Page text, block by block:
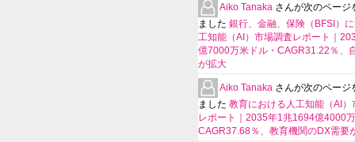
Aiko Tanaka さんが次のページ
ました 銀行、金融、保険（BFSI）
工知能（AI）市場調査レポート｜
億7000万米ドル・CAGR31.22％、
が拡大
Aiko Tanaka さんが次のページ
ました 教育における人工知能（AI）
レポート｜2035年1兆1694億4000
CAGR37.68％、教育機関のDX需要